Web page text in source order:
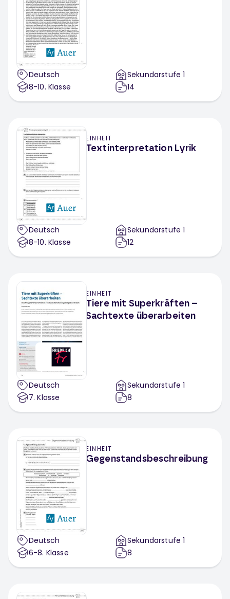
Deutsch
8-10. Klasse
Sekundarstufe 1
14
EINHEIT
Textinterpretation Lyrik
Deutsch
8-10. Klasse
Sekundarstufe 1
12
EINHEIT
Tiere mit Superkräften –
Sachtexte überarbeiten
Deutsch
7. Klasse
Sekundarstufe 1
8
EINHEIT
Gegenstandsbeschreibung
Deutsch
6-8. Klasse
Sekundarstufe 1
8